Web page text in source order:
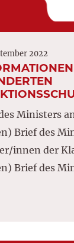
2022
Ministers
Brief des
innen der
Brief des